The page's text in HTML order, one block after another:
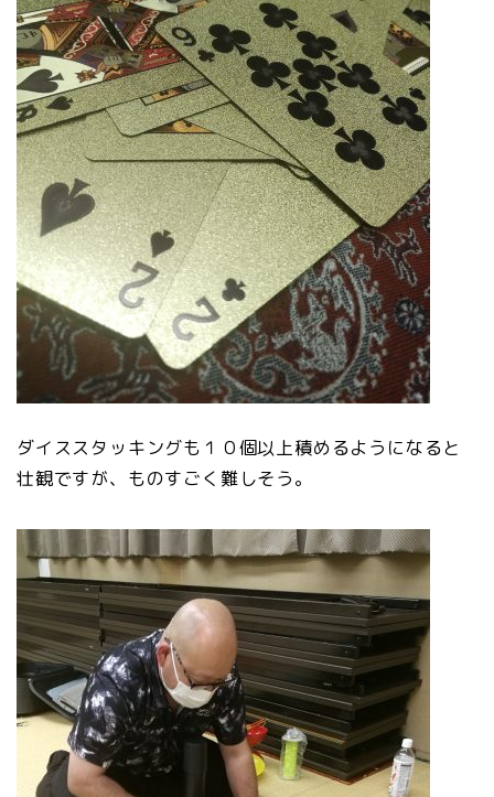
ダイススタッキングも１０個以上積めるようになると
壮観ですが、ものすごく難しそう。